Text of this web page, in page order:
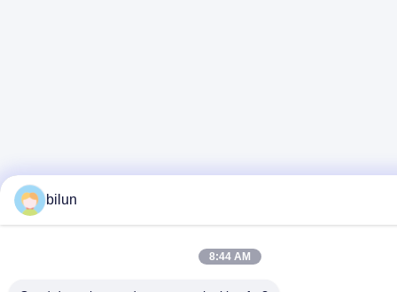
bilun
8:44 AM